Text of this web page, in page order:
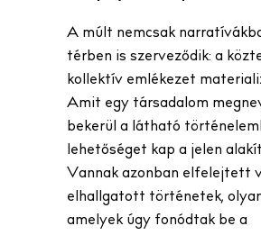
A múlt nemcsak
térben is szerveződik: a
kollektív emlékezet
Amit egy társadalom
bekerül a látható
lehetőséget kap a jelen
Vannak azonban elfelejtett
elhallgatott történetek,
amelyek úgy fonódtak be a